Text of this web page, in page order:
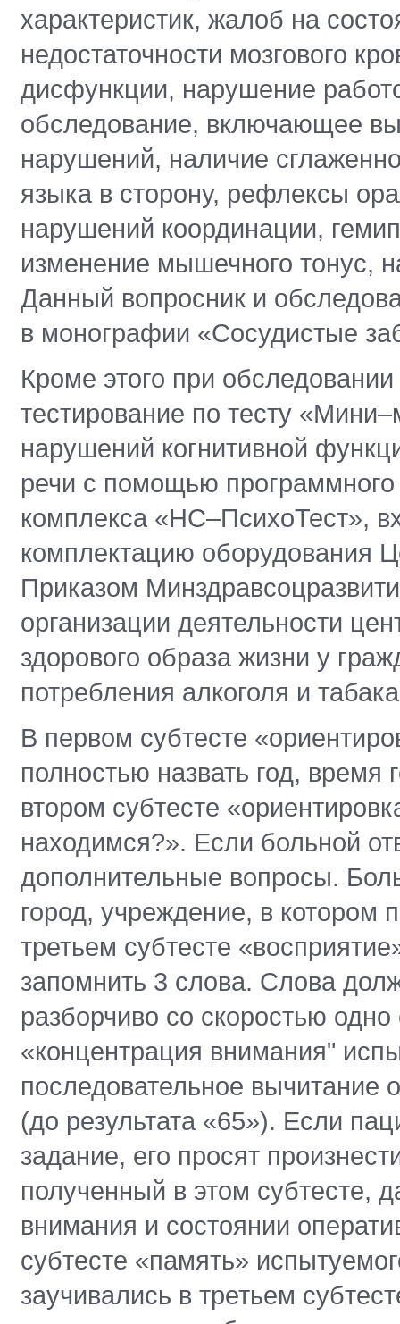
характеристик, жалоб на
недостаточности мозгового
дисфункции, нарушение
обследование, включающее
нарушений, наличие
языка в сторону, рефлексы
нарушений координации,
изменение мышечного тонус,
Данный вопросник и
в монографии «Сосудистые
Кроме этого при
тестирование по тесту
нарушений когнитивной
речи с помощью
комплекса «НС–ПсихоТест»,
комплектацию оборудования
Приказом
организации деятельности
здорового образа жизни у
потребления алкоголя и
В первом субтесте
полностью назвать год, время
втором субтесте
находимся?». Если больной
дополнительные вопросы.
город, учреждение, в котором
третьем субтесте
запомнить 3 слова. Слова
разборчиво со скоростью
«концентрация внимания"
последовательное вычитание
(до результата «65»). Если
задание, его просят
полученный в этом субтесте,
внимания и состоянии
субтесте «память»
заучивались в третьем